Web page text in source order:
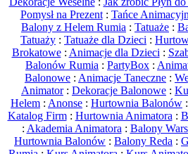
Pomysł na Prezent: Tańce
Balony z Helem Rumia : Tatuaże :
Tatuaży : Tatuaże dla Dzieci :
Brokatowe: Animacje dla Dzieci :
Balonów Rumia : PartyBox :
Balonowe : Animacje Taneczne :
Animator: Dekoracje Balonowe :
Helem : Anonse : Hurtownia Balonów :
Katalog Firm: Hurtownia Animatora :
: Akademia Animatora : Balony
Hurtownia Balonów : Balony Reda :